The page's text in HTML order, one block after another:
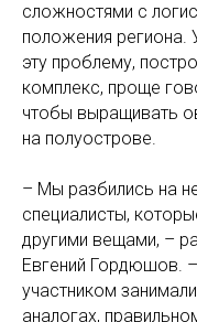
сложностями с
положения региона.
эту проблему,
комплекс, проще
чтобы выращивать
на полуострове.
– Мы разбились на
специалисты,
другими вещами, –
Евгений Гордюшов.
участником
аналогах,